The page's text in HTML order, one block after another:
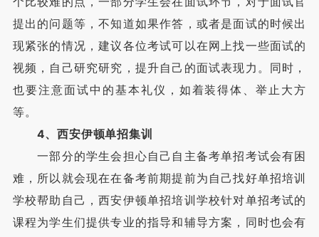
提出的问题等，不知道如果作答，或者是面试的时候出
现紧张的情况，建议各位考试可以在网上找一些面试的
视频，自己研究研究，提升自己的面试表现力。同时，
也要注意面试中的基本礼仪，如着装得体、举止大方
等。
4、西安伊顿单招集训
一部分的学生会担心自己自主备考单招考试会有困
难，所以就会现在在备考前期提前为自己找好单招培训
学校帮助自己，西安伊顿单招培训学校针对单招考试的
课程为学生们提供专业的指导和辅导方案，同时也会有